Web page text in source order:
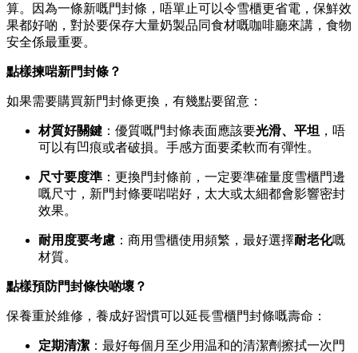
算。因為一條新嘅門封條，唔單止可以令雪櫃更省電，保鮮效
果都好啲，對於要保存大量奶製品同食材嘅咖啡廳來講，食物
安全係最重要。
點樣揀啱新門封條？
如果需要購買新門封條更換，有幾點要留意：
材質好關鍵 ：優質嘅門封條表面應該要光滑、平坦 ，唔
可以有凹痕或者破損。手感方面要柔軟而有彈性。
尺寸要度準 ：更換門封條前，一定要準確量度雪櫃門邊
嘅尺寸，新門封條要啱啱好，太大或太細都會影響密封
效果。
耐用度要考慮 ：商用雪櫃使用頻繁，最好選擇耐老化嘅
材質。
點樣預防門封條快啲壞？
保養重於維修，養成好習慣可以延長雪櫃門封條嘅壽命：
定期清潔 ：最好每個月至少用温和的清潔劑擦拭一次門